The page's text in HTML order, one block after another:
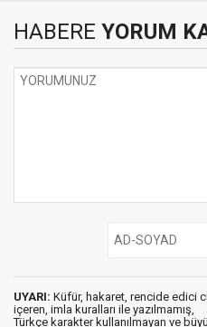
HABERE YORUM
UYARI: Küfür, hakaret, rencide edici
içeren, imla kuralları ile yazılmamış,
Türkçe karakter kullanılmayan ve